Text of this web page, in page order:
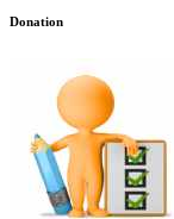
Donation